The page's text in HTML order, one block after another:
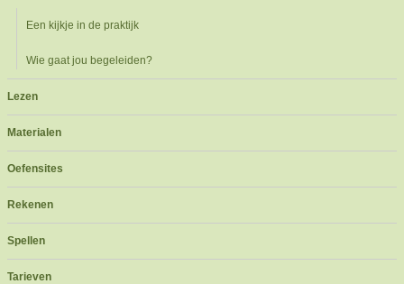
Een kijkje in de praktijk
Wie gaat jou begeleiden?
Lezen
Materialen
Oefensites
Rekenen
Spellen
Tarieven